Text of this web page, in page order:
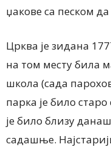
џакове са песком
Црква је зидана
на том месту била
школа (сада
парка је било
је било близу
садашње.